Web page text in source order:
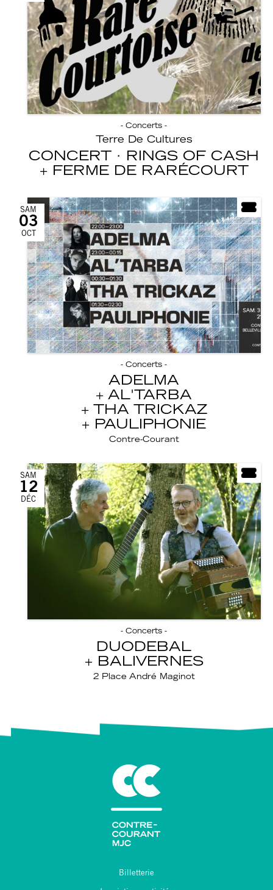
- Concerts -
Terre De Cultures
CONCERT · RINGS OF CASH
FERME DE RARÉCOURT
- Concerts -
ADELMA
AL'TARBA
THA TRICKAZ
PAULIPHONIE
Contre-Courant
SAM
03
OCT
- Concerts -
DUODEBAL
BALIVERNES
2 Place André Maginot
SAM
12
DÉC
Billetterie